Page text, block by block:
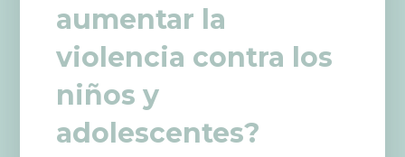
aumentar la
violencia contra los
niños y
adolescentes?